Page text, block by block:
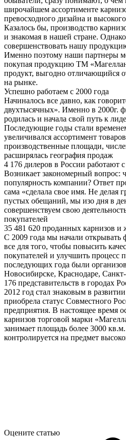
широчайшем ассортименте
превосходного дизайна и высокого
Казалось бы, производство
и знакомая в нашей стране.
совершенствовать нашу
Именно поэтому наши партнеры
покупая продукцию ТМ
продукт, выгодно отличающийся
на рынке.
Успешно работаем с 2000 года
Начиналось все давно, как
двухтысячных». Именно в
родилась и начала свой путь к
Последующие годы стали
увеличивался ассортимент
производственные площади,
расширялась география продаж
4 176 дилеров в России работают
Возникает закономерный вопрос:
популярность компании? Ответ
сама «сделала свое имя. Не делая
пустых обещаний, мы изо дня в
совершенствуем свою
покупателей
35 481 620 проданных карнизов и
С 2009 года мы начали открывать
все для того, чтобы повысить
покупателей и улучшить процесс
последующих года были
Новосибирске, Краснодаре,
176 представительств в городах
2012 год стал знаковым в
приобрела статус Совместного
предприятия. В настоящее время
карнизов торговой марки
занимает площадь более 3000
контролируется на предмет
Оцените статью